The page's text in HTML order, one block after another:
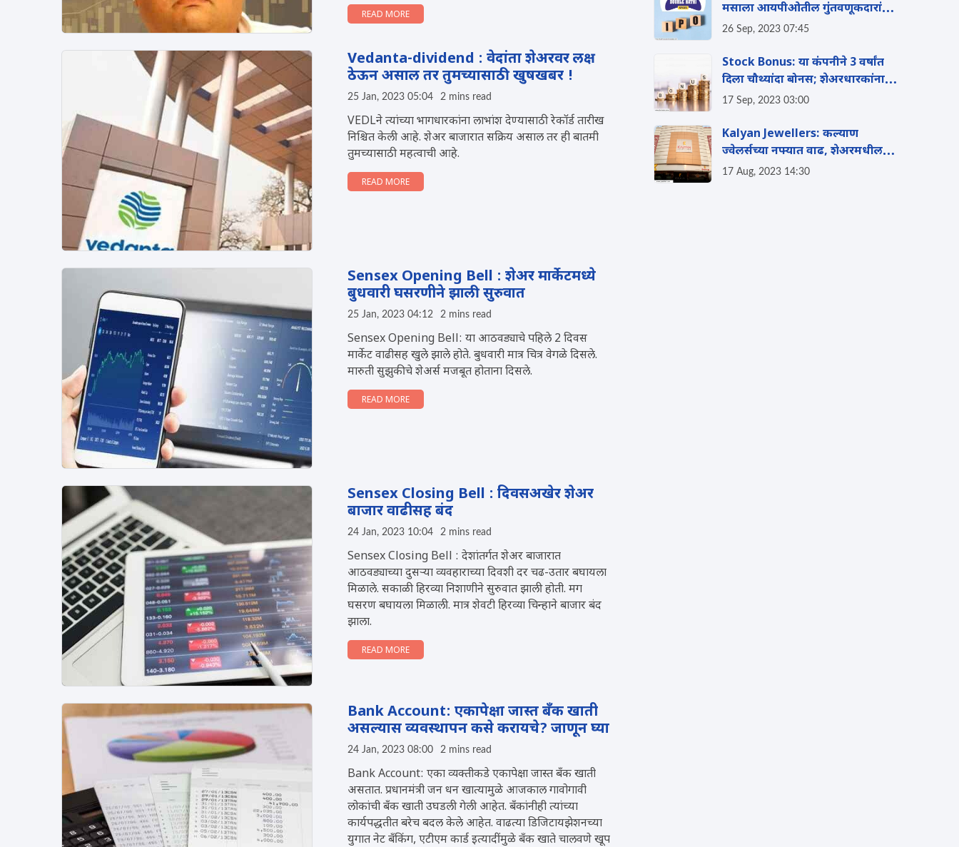
READ MORE
Vedanta-dividend : वेदांता शेअरवर लक्ष
ठेऊन असाल तर तुमच्यासाठी खुषखबर !
25 Jan, 2023 05:04 2 mins read
VEDLने त्यांच्या भागधारकांना लाभांश देण्यासाठी रेकॉर्ड तारीख
निश्चित केली आहे. शेअर बाजारात सक्रिय असाल तर ही बातमी
तुमच्यासाठी महत्वाची आहे.
READ MORE
Sensex Opening Bell : शेअर मार्केटमध्ये
बुधवारी घसरणीने झाली सुरुवात
25 Jan, 2023 04:12 2 mins read
Sensex Opening Bell: या आठवड्याचे पहिले 2 दिवस
मार्केट वाढीसह खुले झाले होते. बुधवारी मात्र चित्र वेगळे दिसले.
मारुती सुझुकीचे शेअर्स मजबूत होताना दिसले.
READ MORE
Sensex Closing Bell : दिवसअखेर शेअर
बाजार वाढीसह बंद
24 Jan, 2023 10:04 2 mins read
Sensex Closing Bell : देशांतर्गत शेअर बाजारात
आठवड्याच्या दुसऱ्या व्यवहाराच्या दिवशी दर चढ-उतार बघायला
मिळाले. सकाळी हिरव्या निशाणीने सुरुवात झाली होती. मग
घसरण बघायला मिळाली. मात्र शेवटी हिरव्या चिन्हाने बाजार बंद
झाला.
READ MORE
Bank Account: एकापेक्षा जास्त बँक खाती
असल्यास व्यवस्थापन कसे करायचे? जाणून घ्या
24 Jan, 2023 08:00 2 mins read
Bank Account: एका व्यक्तीकडे एकापेक्षा जास्त बँक खाती
असतात. प्रधानमंत्री जन धन खात्यामुळे आजकाल गावोगावी
लोकांची बँक खाती उघडली गेली आहेत. बँकांनीही त्यांच्या
कार्यपद्धतीत बरेच बदल केले आहेत. वाढत्या डिजिटायझेशनच्या
युगात नेट बँकिंग, एटीएम कार्ड इत्यादींमुळे बँक खाते चालवणे खूप
मसाला आयपीओतील गुंतवणूकदारांना
'प्रीमिअम तडका'; 120 रुपयांवर झाला
26 Sep, 2023 07:45
Stock Bonus: या कंपनीने 3 वर्षांत
दिला चौथ्यांदा बोनस; शेअरधारकांना 9
बोनस शेअर्सचे वाटप
17 Sep, 2023 03:00
Kalyan Jewellers: कल्याण
ज्वेलर्सच्या नफ्यात वाढ, शेअरमधील
तेजीने गुंतवणूकदार मालमाल
17 Aug, 2023 14:30